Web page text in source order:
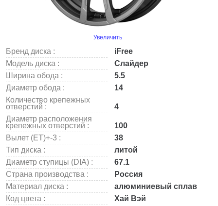
Увеличить
Бренд диска :
iFree
Модель диска :
Слайдер
Ширина обода :
5.5
Диаметр обода :
14
Количество крепежных
отверстий :
4
Диаметр расположения
крепежных отверстий :
100
Вылет (ET)+-3 :
38
Тип диска :
литой
Диаметр ступицы (DIA) :
67.1
Страна производства :
Россия
Материал диска :
алюминиевый сплав
Код цвета :
Хай Вэй